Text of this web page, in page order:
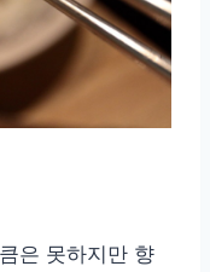
은 못하지만 향